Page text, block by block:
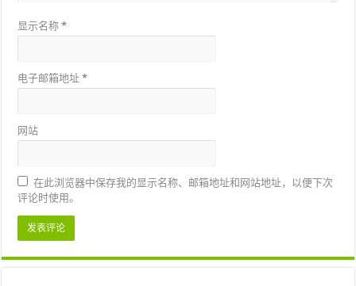
显示名称*
电子邮箱地址*
网站
在此浏览器中保存我的显示名称、邮箱地址和网站地址，以便下次
评论时使用。